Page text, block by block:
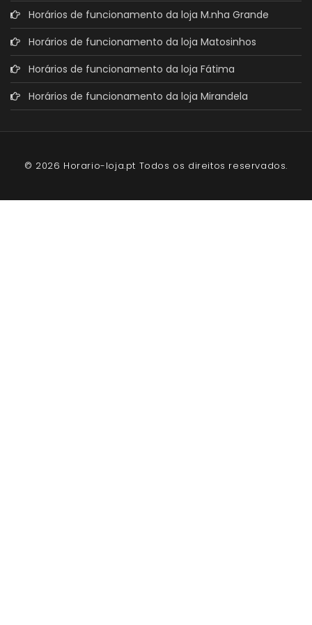
Horários de funcionamento da loja M.nha Grande
Horários de funcionamento da loja Matosinhos
Horários de funcionamento da loja Fátima
Horários de funcionamento da loja Mirandela
© 2026 Horario-loja.pt Todos os direitos reservados.